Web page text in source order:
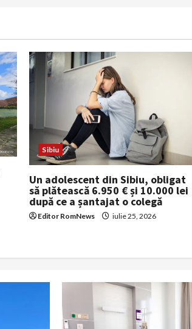
Sibiu
Un adolescent din Sibiu, obligat
să plătească 6.950 € și 10.000 lei
după ce a șantajat o colegă
Editor RomNews iulie 25, 2026